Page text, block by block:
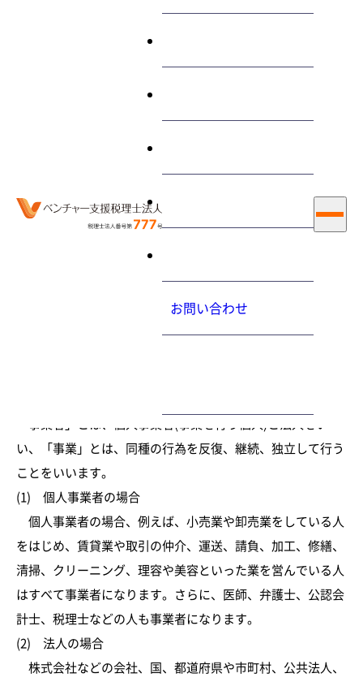
お問い合わせ
消費税における事業者とは
最新情報 大内力の経営コラム
「事業者」とは、個人事業者(事業を行う個人)と法人をい
い、「事業」とは、同種の行為を反復、継続、独立して行う
ことをいいます。
(1) 個人事業者の場合
個人事業者の場合、例えば、小売業や卸売業をしている人
をはじめ、賃貸業や取引の仲介、運送、請負、加工、修繕、
清掃、クリーニング、理容や美容といった業を営んでいる人
はすべて事業者になります。さらに、医師、弁護士、公認会
計士、税理士などの人も事業者になります。
(2) 法人の場合
株式会社などの会社、国、都道府県や市町村、公共法人、